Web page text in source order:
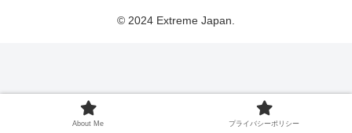
© 2024 Extreme Japan.
About Me プライバシーポリシー